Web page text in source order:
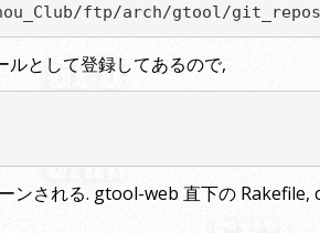
ftp/arch/gtool/
として登録してあるので,
される. gtool-web 直下の Rakefile,